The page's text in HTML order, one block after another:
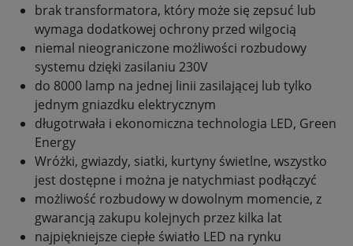
brak transformatora, który może się zepsuć lub
wymaga dodatkowej ochrony przed wilgocią
niemal nieograniczone możliwości rozbudowy
systemu dzięki zasilaniu 230V
do 8000 lamp na jednej linii zasilającej lub tylko
jednym gniazdku elektrycznym
długotrwała i ekonomiczna technologia LED, Green
Energy
Wróżki, gwiazdy, siatki, kurtyny świetlne, wszystko
jest dostępne i można je natychmiast podłączyć
możliwość rozbudowy w dowolnym momencie, z
gwarancją zakupu kolejnych przez kilka lat
najpiękniejsze ciepłe światło LED na rynku